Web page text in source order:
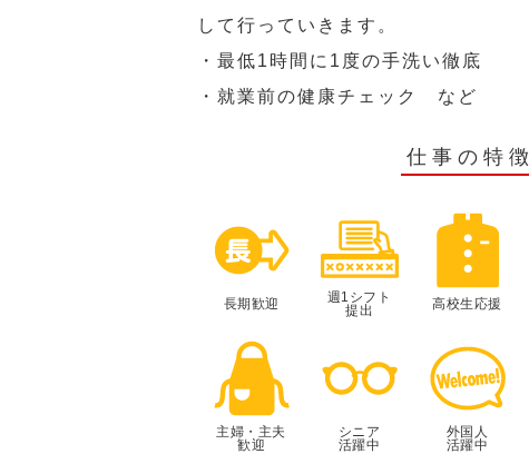
して行っていきます。
・最低1時間に1度の手洗い徹底
・就業前の健康チェック など
仕事の特徴
長期歓迎
週1シフト
提出
高校生応援
主婦・主夫
歓迎
シニア
活躍中
外国人
活躍中